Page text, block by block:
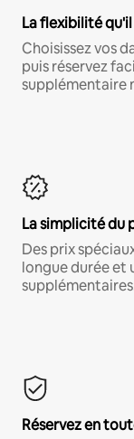
La flexibilité
Choisissez vos
puis réservez
supplémentaire
La simplicité du
Des prix
longue durée et
Réservez en